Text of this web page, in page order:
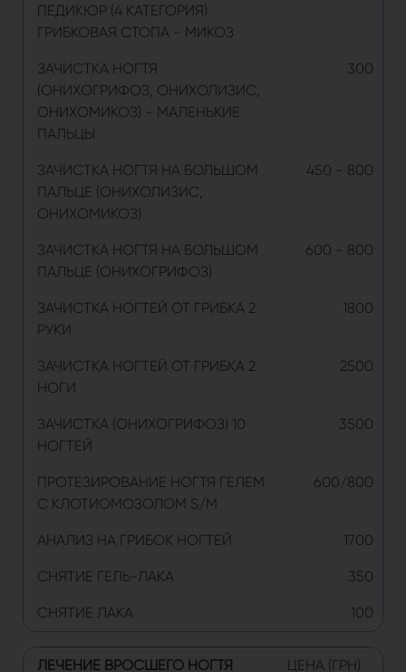
ПЕДИКЮР (4 КАТЕГОРИЯ)
ГРИБКОВАЯ СТОПА - МИКОЗ
ЗАЧИСТКА НОГТЯ
(ОНИХОГРИФОЗ, ОНИХОЛИЗИС,
ОНИХОМИКОЗ) - МАЛЕНЬКИЕ
ПАЛЬЦЫ
300
ЗАЧИСТКА НОГТЯ НА БОЛЬШОМ
ПАЛЬЦЕ (ОНИХОЛИЗИС,
ОНИХОМИКОЗ)
450 - 800
ЗАЧИСТКА НОГТЯ НА БОЛЬШОМ
ПАЛЬЦЕ (ОНИХОГРИФОЗ)
600 - 800
ЗАЧИСТКА НОГТЕЙ ОТ ГРИБКА 2
РУКИ
1800
ЗАЧИСТКА НОГТЕЙ ОТ ГРИБКА 2
НОГИ
2500
ЗАЧИСТКА (ОНИХОГРИФОЗ) 10
НОГТЕЙ
3500
ПРОТЕЗИРОВАНИЕ НОГТЯ ГЕЛЕМ
С КЛОТИОМОЗОЛОМ S/M
600/800
АНАЛИЗ НА ГРИБОК НОГТЕЙ 1700
СНЯТИЕ ГЕЛЬ-ЛАКА 350
СНЯТИЕ ЛАКА 100
ЛЕЧЕНИЕ ВРОСШЕГО НОГТЯ ЦЕНА (ГРН)